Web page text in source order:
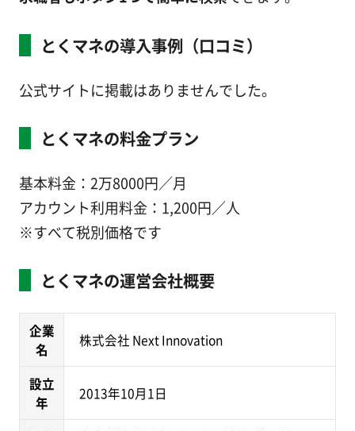
とくマネの導入事例（口コミ）
公式サイトに掲載はありませんでした。
とくマネの料金プラン
基本料金：2万8000円／月
アカウント利用料金：1,200円／人
※すべて税別価格です
とくマネの運営会社概要
企業
名
株式会社 Next Innovation
設立
年
2013年10月1日